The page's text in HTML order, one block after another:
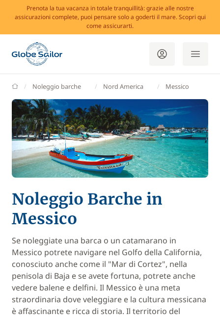
Prenota la tua vacanza in totale tranquillità: grazie alle nostre
assicurazioni complete, puoi pensare solo a goderti il mare. Scopri qui
come assicurarti.
GlobeSailor
Noleggio barche Nord America Messico
Noleggio Barche in
Messico
Se noleggiate una barca o un catamarano in
Messico potrete navigare nel Golfo della California,
conosciuto anche come il "Mar di Cortez", nella
penisola di Baja e se avete fortuna, potrete anche
vedere balene e delfini. Il Messico è una meta
straordinaria dove veleggiare e la cultura messicana
è affascinante e ricca di storia. Il territorio del